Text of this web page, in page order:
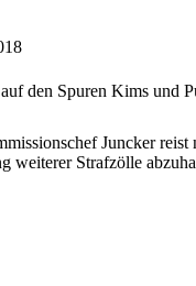
den Spuren Kims und
Juncker
weiterer Strafzölle